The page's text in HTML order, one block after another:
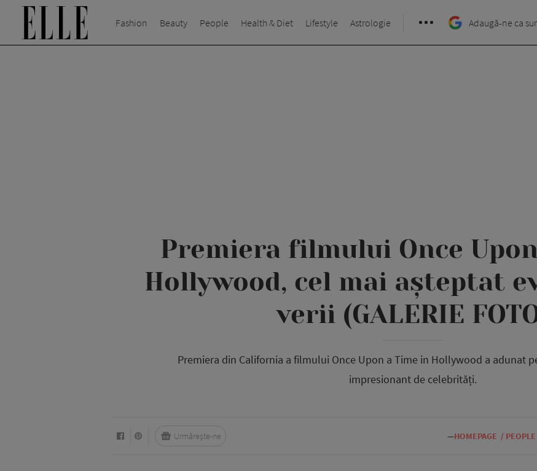
Fashion Beauty People Health & Diet Lifestyle Astrologie Adaugă-ne ca
Premiera filmului Once
Hollywood, cel mai așteptat
verii (GALERIE
Premiera din California a filmului Once Upon a Time in Hollywood a adunat
impresionant de celebrități.
—HOMEPAGE / PEOPLE
Urmărește-ne